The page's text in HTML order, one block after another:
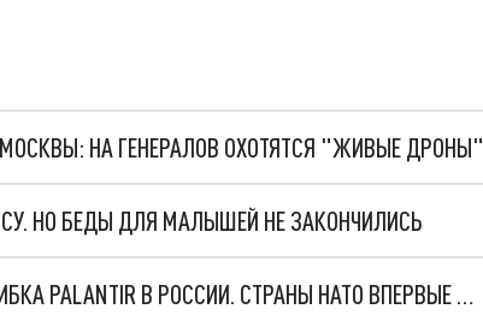
НА ГЕНЕРАЛОВ ОХОТЯТСЯ "ЖИВЫЕ ДРОНЫ"
НО БЕДЫ ДЛЯ МАЛЫШЕЙ НЕ ЗАКОНЧИЛИСЬ
"ОЧЕНЬ ПЛОХИЕ НОВОСТИ": БОЛЬШАЯ ОШИБКА PALANTIR В РОССИИ. СТРАНЫ НАТО ВПЕРВЫЕ ЗА СВО ОСТАНОВИЛИ ПОСТАВКИ ОРУЖИЯ. ВСУ ТЕРЯЮТ ПРИГРАНИЧЬЕ?